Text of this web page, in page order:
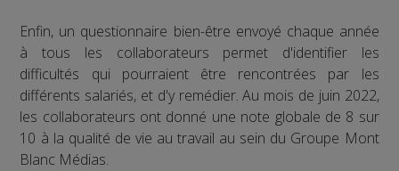
Enfin, un questionnaire bien-être envoyé chaque année
à tous les collaborateurs permet d'identifier les
difficultés qui pourraient être rencontrées par les
différents salariés, et d'y remédier. Au mois de juin 2022,
les collaborateurs ont donné une note globale de 8 sur
10 à la qualité de vie au travail au sein du Groupe Mont
Blanc Médias.